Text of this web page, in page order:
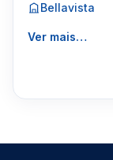
Bellavista
Ver mais…